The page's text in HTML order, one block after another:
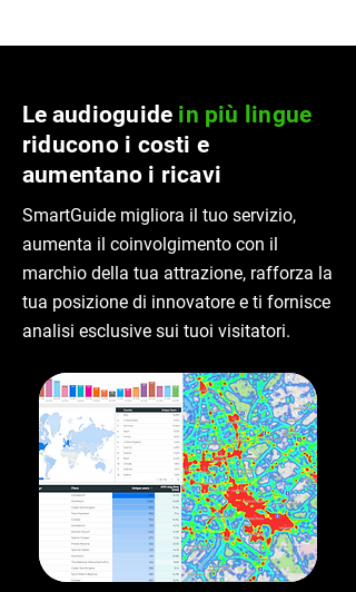
Le audioguide in più lingue
riducono i costi e
aumentano i ricavi
SmartGuide migliora il tuo servizio,
aumenta il coinvolgimento con il
marchio della tua attrazione, rafforza la
tua posizione di innovatore e ti fornisce
analisi esclusive sui tuoi visitatori.